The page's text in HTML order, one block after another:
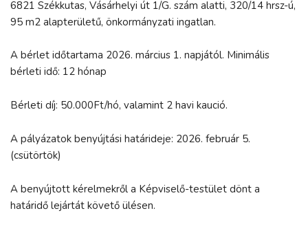
6821 Székkutas, Vásárhelyi út 1/G. szám alatti, 320/14 hrsz-ú,
95 m2 alapterületű, önkormányzati ingatlan.
A bérlet időtartama 2026. március 1. napjától. Minimális
bérleti idő: 12 hónap
Bérleti díj: 50.000Ft/hó, valamint 2 havi kaució.
A pályázatok benyújtási határideje: 2026. február 5.
(csütörtök)
A benyújtott kérelmekről a Képviselő-testület dönt a
határidő lejártát követő ülésen.